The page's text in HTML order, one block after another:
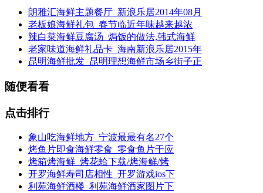
朗雅汇海鲜主题餐厅_新浪乐居2014年08月
老板娘海鲜礼包_春节临近年味越来越浓
辣白菜海鲜豆腐汤_焗饭的做法,韩式海鲜
老家味道海鲜礼品卡_海南新浪乐居2015年
昆明海鲜批发_昆明理想海鲜市场乡街子正
随便看看
点击排行
象山吃海鲜地方_宁波最最有名27个
烤鱼片即食海鲜零食_零食鱼片干应
烤箱烤海鲜_烤花蛤下载/烤海鲜/烤
开罗海鲜寿司店相性_开罗游戏ios下
利苑海鲜酒楼_利苑海鲜酒家图片下